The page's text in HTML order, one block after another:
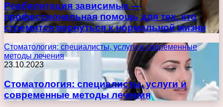
Реабилитация зависимых —
профессиональная помощь для тех, кто
стремится вернуться к нормальной жизни
Стоматология: специалисты, услуги и современные
методы лечения
23.10.2023
Стоматология: специалисты, услуги и
современные методы лечения